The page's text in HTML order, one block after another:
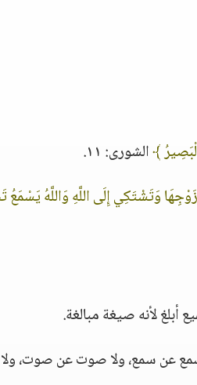
﴾الشورى: ١١.
وَتَشْتَكِي إِلَى اللَّهِ وَاللَّهُ يَسْمَعُ
أبلغ لأنه صيغة مبالغة.
سمع عن سمع، ولا صوت عن صوت،